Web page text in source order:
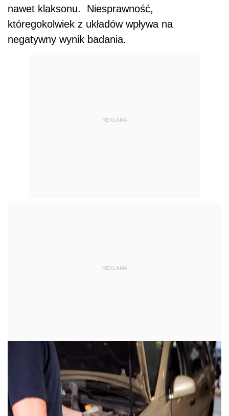
nawet klaksonu. Niesprawność,
któregokolwiek z układów wpływa na
negatywny wynik badania.
REKLAMA
REKLAMA